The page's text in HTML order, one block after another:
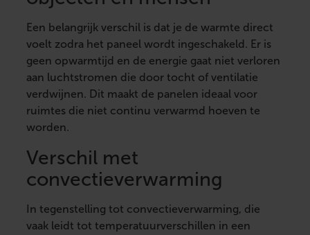
Een belangrijk verschil is dat je de warmte direct
voelt zodra het paneel wordt ingeschakeld. Er is
geen opwarmtijd en de energie gaat niet verloren
aan luchtstromen die door tocht of ventilatie
verdwijnen. Dit maakt de panelen ideaal voor
ruimtes die niet continu verwarmd hoeven te
worden.
Verschil met
convectieverwarming
In tegenstelling tot convectieverwarming, die
vaak leidt tot temperatuurverschillen in een